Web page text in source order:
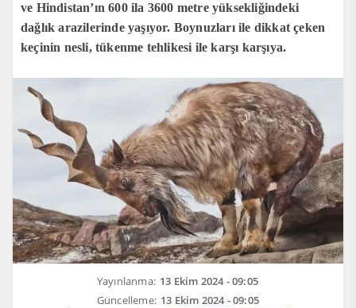
ve Hindistan’ın 600 ila 3600 metre yüksekliğindeki
dağlık arazilerinde yaşıyor. Boynuzları ile dikkat çeken
keçinin nesli, tükenme tehlikesi ile karşı karşıya.
Yayınlanma: 13 Ekim 2024 - 09:05
Güncelleme: 13 Ekim 2024 - 09:05